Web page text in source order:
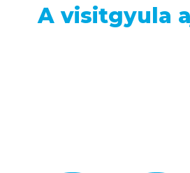
A visitgyula